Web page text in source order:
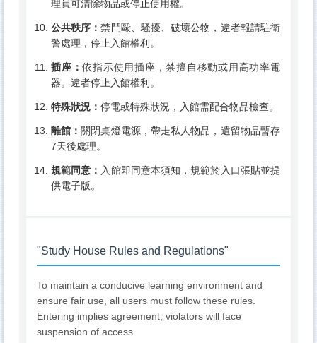
理員可清除物品或停止使用權。
公共秩序：禁鬥毆、騷擾、破壞公物，違者報請駐衛
警處理，停止入館權利。
插座：依指示使用插座，禁擅自移動或用高功率電
器。違者停止入館權利。
特殊狀況： 停電或特殊狀況，入館需配合物品檢查。
離館： 關閉桌燈電源，帶走私人物品，遺留物品暫存
7天後處理。
規範同意： 入館即同意本須知，規範於入口張貼並提
供電子版。
"Study House Rules and Regulations"
To maintain a conducive learning environment and
ensure fair use, all users must follow these rules.
Entering implies agreement; violators will face
suspension of access.